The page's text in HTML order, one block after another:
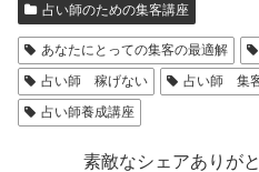
占い師のための集客講座
あなたにとっての集客の最適解
占い師 稼げない
占い師 集
占い師養成講座
素敵なシェアありが